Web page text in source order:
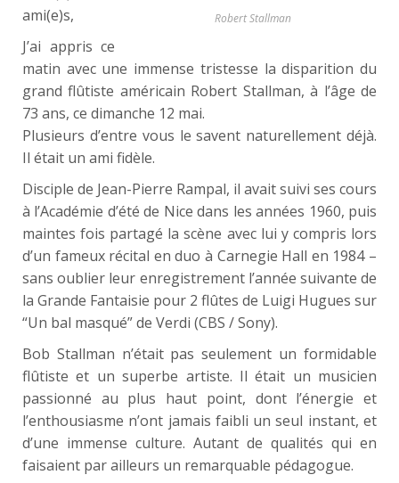
Robert Stallman
ami(e)s,
J’ai appris ce
matin avec une immense tristesse la disparition du
grand flûtiste américain Robert Stallman, à l’âge de
73 ans, ce dimanche 12 mai.
Plusieurs d’entre vous le savent naturellement déjà.
Il était un ami fidèle.
Disciple de Jean-Pierre Rampal, il avait suivi ses cours
à l’Académie d’été de Nice dans les années 1960, puis
maintes fois partagé la scène avec lui y compris lors
d’un fameux récital en duo à Carnegie Hall en 1984 –
sans oublier leur enregistrement l’année suivante de
la Grande Fantaisie pour 2 flûtes de Luigi Hugues sur
“Un bal masqué” de Verdi (CBS / Sony).
Bob Stallman n’était pas seulement un formidable
flûtiste et un superbe artiste. Il était un musicien
passionné au plus haut point, dont l’énergie et
l’enthousiasme n’ont jamais faibli un seul instant, et
d’une immense culture. Autant de qualités qui en
faisaient par ailleurs un remarquable pédagogue.